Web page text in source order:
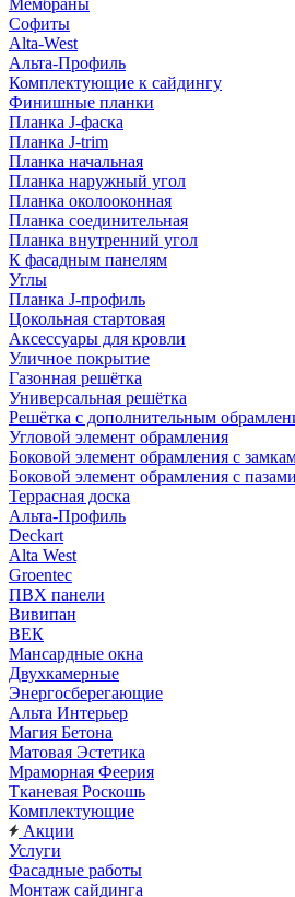
Мембраны
Софиты
Alta-West
Альта-Профиль
Комплектующие к сайдингу
Финишные планки
Планка J-фаска
Планка J-trim
Планка начальная
Планка наружный угол
Планка околооконная
Планка соединительная
Планка внутренний угол
К фасадным панелям
Углы
Планка J-профиль
Цокольная стартовая
Аксессуары для кровли
Уличное покрытие
Газонная решётка
Универсальная решётка
Решётка с дополнительным
Угловой элемент обрамления
Боковой элемент обрамления с
Боковой элемент обрамления с
Террасная доска
Альта-Профиль
Deckart
Alta West
Groentec
ПВХ панели
Вивипан
ВЕК
Мансардные окна
Двухкамерные
Энергосберегающие
Альта Интерьер
Магия Бетона
Матовая Эстетика
Мраморная Феерия
Тканевая Роскошь
Комплектующие
Акции
Услуги
Фасадные работы
Монтаж сайдинга